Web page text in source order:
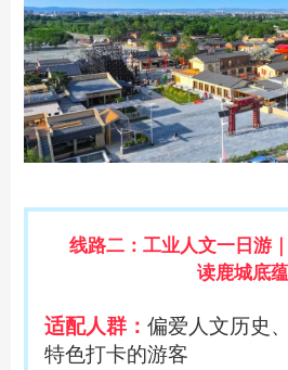
（天下黄
线路二：工业人文一日游
读鹿城底蕴
适配人群： 偏爱人文历史
特色打卡的游客